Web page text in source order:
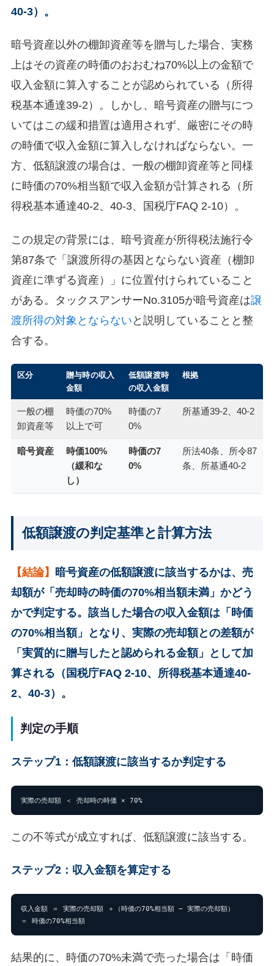
40-3）。
暗号資産以外の棚卸資産等を贈与した場合、実務
上はその資産の時価のおおむね70%以上の金額で
収入金額に算入することが認められている（所得
税基本通達39-2）。しかし、暗号資産の贈与につ
いてはこの緩和措置は適用されず、厳密にその時
の時価で収入金額に算入しなければならない。一
方、低額譲渡の場合は、一般の棚卸資産等と同様
に時価の70%相当額で収入金額が計算される（所
得税基本通達40-2、40-3、国税庁FAQ 2-10）。
この規定の背景には、暗号資産が所得税法施行令
第87条で「譲渡所得の基因とならない資産（棚卸
資産に準ずる資産）」に位置付けられていること
がある。タックスアンサーNo.3105が暗号資産は譲
渡所得の対象とならない と説明していることと整
合する。
区分
贈与時の収入
金額
低額譲渡時
の収入金額
根拠
一般の棚
卸資産等
時価の70%
以上で可
時価の7
0%
所基通39-2、40-2
暗号資産
時価100%
（緩和な
し）
時価の7
0%
所法40条、所令87
条、所基通40-2
低額譲渡の判定基準と計算方法
【結論】
暗号資産の低額譲渡に該当するかは、売
却額が「売却時の時価の70%相当額未満」かどう
かで判定する。該当した場合の収入金額は「時価
の70%相当額」となり、実際の売却額との差額が
「実質的に贈与したと認められる金額」として加
算される（国税庁FAQ 2-10、所得税基本通達40-
2、40-3）。
判定の手順
ステップ1：低額譲渡に該当するか判定する
実際の売却額 ＜ 売却時の時価 × 70%
この不等式が成立すれば、低額譲渡に該当する。
ステップ2：収入金額を算定する
収入金額 ＝ 実際の売却額 ＋（時価の70%相当額 − 実際の売却額）
＝ 時価の70%相当額
結果的に、時価の70%未満で売った場合は「時価